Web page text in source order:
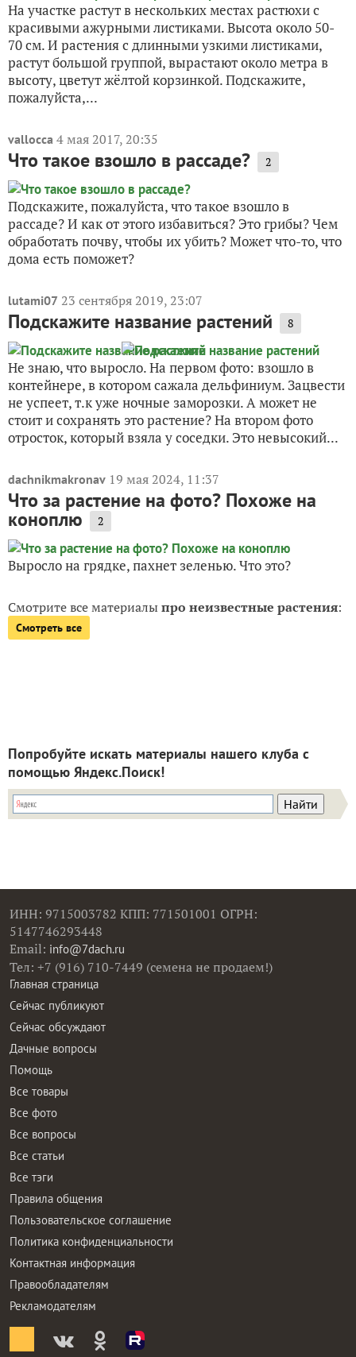
На участке растут в нескольких местах растюхи с
красивыми ажурными листиками. Высота около 50-
70 см. И растения с длинными узкими листиками,
растут большой группой, вырастают около метра в
высоту, цветут жёлтой корзинкой. Подскажите,
пожалуйста,...
vallocca 4 мая 2017, 20:35
Что такое взошло в рассаде? 2
Подскажите, пожалуйста, что такое взошло в
рассаде? И как от этого избавиться? Это грибы? Чем
обработать почву, чтобы их убить? Может что-то, что
дома есть поможет?
lutami07 23 сентября 2019, 23:07
Подскажите название растений 8
Не знаю, что выросло. На первом фото: взошло в
контейнере, в котором сажала дельфиниум. Зацвести
не успеет, т.к уже ночные заморозки. А может не
стоит и сохранять это растение? На втором фото
отросток, который взяла у соседки. Это невысокий...
dachnikmakronav 19 мая 2024, 11:37
Что за растение на фото? Похоже на
коноплю 2
Выросло на грядке, пахнет зеленью. Что это?
Смотрите все материалыпро неизвестные растения:
Смотреть все
Попробуйте искать материалы нашего клуба с
помощью Яндекс.Поиск!
ИНН: 9715003782 КПП: 771501001 ОГРН:
5147746293448
Email: info@7dach.ru
Тел: +7 (916) 710-7449 (семена не продаем!)
Главная страница
Сейчас публикуют
Сейчас обсуждают
Дачные вопросы
Помощь
Все товары
Все фото
Все вопросы
Все статьи
Все тэги
Правила общения
Пользовательское соглашение
Политика конфиденциальности
Контактная информация
Правообладателям
Рекламодателям